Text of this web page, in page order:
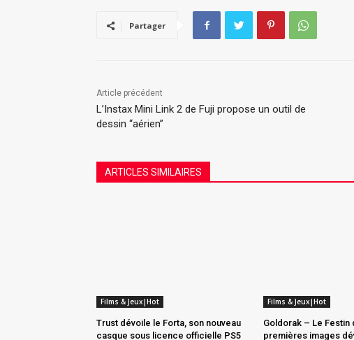
Partager
Article précédent
L’Instax Mini Link 2 de Fuji propose un outil de
dessin “aérien”
ARTICLES SIMILAIRES
Films & Jeux|Hot
Trust dévoile le Forta, son nouveau
casque sous licence officielle PS5
Films & Jeux|Hot
Goldorak – Le Festin
premières images